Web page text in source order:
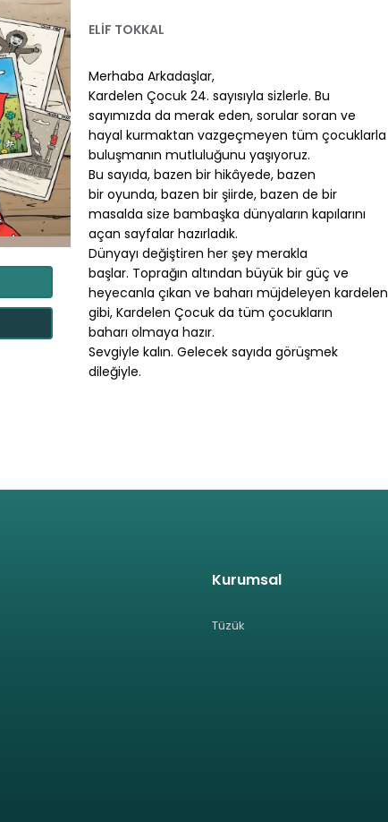
ELİF TOKKAL
Merhaba Arkadaşlar,
Kardelen Çocuk 24. sayısıyla sizlerle. Bu
sayımızda da merak eden, sorular soran ve
hayal kurmaktan vazgeçmeyen tüm çocuklarla
buluşmanın mutluluğunu yaşıyoruz.
Bu sayıda, bazen bir hikâyede, bazen
bir oyunda, bazen bir şiirde, bazen de bir
masalda size bambaşka dünyaların kapılarını
açan sayfalar hazırladık.
Dünyayı değiştiren her şey merakla
başlar. Toprağın altından büyük bir güç ve
heyecanla çıkan ve baharı müjdeleyen kardelen
gibi, Kardelen Çocuk da tüm çocukların
baharı olmaya hazır.
Sevgiyle kalın. Gelecek sayıda görüşmek
dileğiyle.
Kurumsal
Tüzük